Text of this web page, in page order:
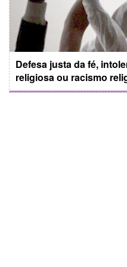
Defesa justa da fé,
religiosa ou racismo